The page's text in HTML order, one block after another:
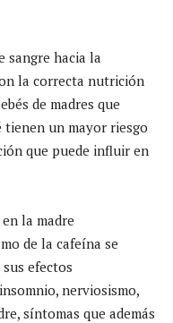
sangre hacia la
la correcta nutrición
de madres que
tienen un mayor riesgo
que puede influir en
la madre
de la cafeína se
efectos
nerviosismo,
síntomas que además